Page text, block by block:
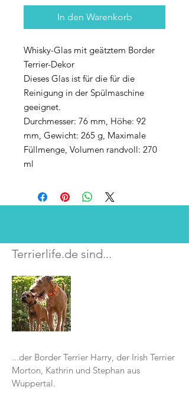
In den Warenkorb
Whisky-Glas mit geätztem Border
Terrier-Dekor
Dieses Glas ist für die für die
Reinigung in der Spülmaschine
geeignet.
Durchmesser: 76 mm, Höhe: 92
mm, Gewicht: 265 g, Maximale
Füllmenge, Volumen randvoll: 270
ml
Terrierlife.de sind...
...der Border Terrier Harry, der Irish Terrier
Morton, Kathrin und Stephan aus
Wuppertal.